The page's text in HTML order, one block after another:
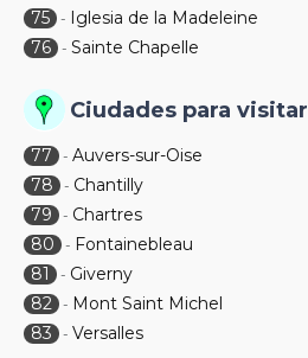
75 - Iglesia de la Madeleine
76 - Sainte Chapelle
Ciudades para visitar
77 - Auvers-sur-Oise
78
- Chantilly
79
- Chartres
80
- Fontainebleau
81
- Giverny
82 - Mont Saint Michel
83
- Versalles